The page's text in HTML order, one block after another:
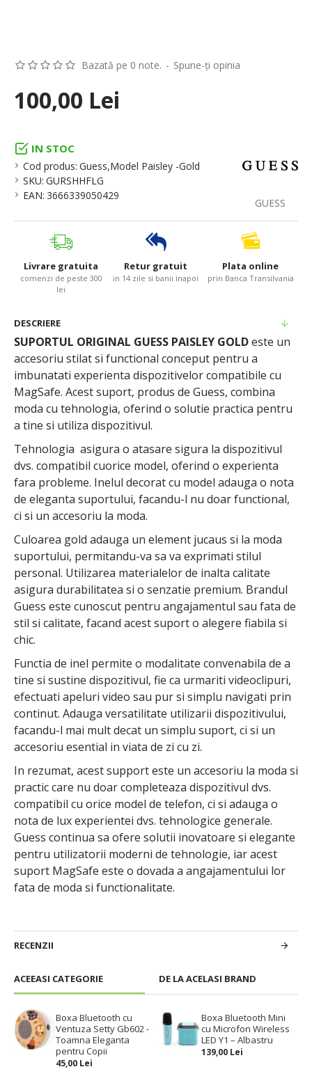
IN STOC
Cod produs: Guess,Model Paisley -Gold
SKU: GURSHHFLG
EAN: 3666339050429
GUESS
Bazată pe 0 note. - Spune-ţi opinia
100,00 Lei
ACEEASI CATEGORIE DE LA ACELASI BRAND
Boxa Bluetooth cu
Ventuza Setty Gb602 -
Toamna Eleganta
pentru Copii
45,00 Lei
Boxa Bluetooth Mini
cu Microfon Wireless
LED Y1 – Albastru
139,00 Lei
Livrare gratuita
comenzi de peste 300
lei
Retur gratuit
in 14 zile si banii inapoi
Plata online
prin Banca Transilvania
DESCRIERE
SUPORTUL ORIGINAL GUESS PAISLEY GOLDeste un
accesoriu stilat si functional conceput pentru a
imbunatati experienta dispozitivelor compatibile cu
MagSafe. Acest suport, produs de Guess, combina
moda cu tehnologia, oferind o solutie practica pentru
a tine si utiliza dispozitivul.
Tehnologia asigura o atasare sigura la dispozitivul
dvs. compatibil cuorice model, oferind o experienta
fara probleme. Inelul decorat cu model adauga o nota
de eleganta suportului, facandu-l nu doar functional,
ci si un accesoriu la moda.
Culoarea gold adauga un element jucaus si la moda
suportului, permitandu-va sa va exprimati stilul
personal. Utilizarea materialelor de inalta calitate
asigura durabilitatea si o senzatie premium. Brandul
Guess este cunoscut pentru angajamentul sau fata de
stil si calitate, facand acest suport o alegere fiabila si
chic.
Functia de inel permite o modalitate convenabila de a
tine si sustine dispozitivul, fie ca urmariti videoclipuri,
efectuati apeluri video sau pur si simplu navigati prin
continut. Adauga versatilitate utilizarii dispozitivului,
facandu-l mai mult decat un simplu suport, ci si un
accesoriu esential in viata de zi cu zi.
In rezumat, acest support este un accesoriu la moda si
practic care nu doar completeaza dispozitivul dvs.
compatibil cu orice model de telefon, ci si adauga o
nota de lux experientei dvs. tehnologice generale.
Guess continua sa ofere solutii inovatoare si elegante
pentru utilizatorii moderni de tehnologie, iar acest
suport MagSafe este o dovada a angajamentului lor
fata de moda si functionalitate.
RECENZII